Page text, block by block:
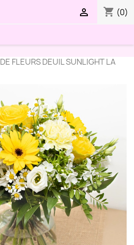
shopping_cart (0)

FLEURS DEUIL SUNLIGHT LA